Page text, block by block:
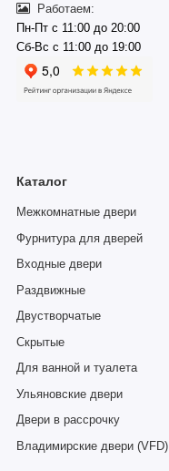
Работаем:
Пн-Пт с 11:00 до 20:00
Сб-Вс с 11:00 до 19:00
Каталог
Межкомнатные двери
Фурнитура для дверей
Входные двери
Раздвижные
Двустворчатые
Скрытые
Для ванной и туалета
Ульяновские двери
Двери в рассрочку
Владимирские двери (VFD)